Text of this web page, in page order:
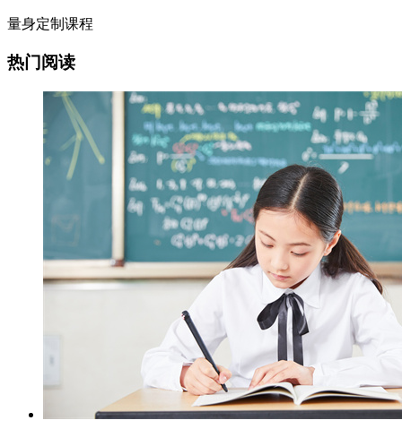
量身定制课程
热门阅读